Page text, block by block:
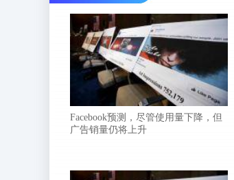
Facebook预测，尽管使用量下降，但
广告销量仍将上升